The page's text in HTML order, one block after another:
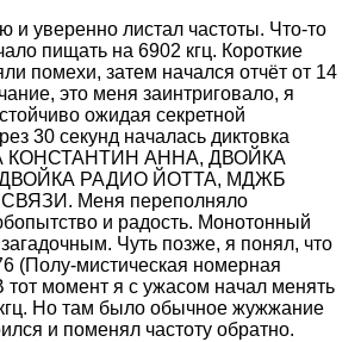
и уверенно листал частоты. Что-то
пищать на 6902 кгц. Короткие
помехи, затем начался отчёт от 14
это меня заинтриговало, я
ожидая секретной
30 секунд началась диктовка
КОНСТАНТИН АННА, ДВОЙКА
РАДИО ЙОТТА, МДЖБ
Меня переполняло
и радость. Монотонный
Чуть позже, я понял, что
(Полу-мистическая номерная
тот момент я с ужасом начал менять
Но там было обычное жужжание
и поменял частоту обратно.